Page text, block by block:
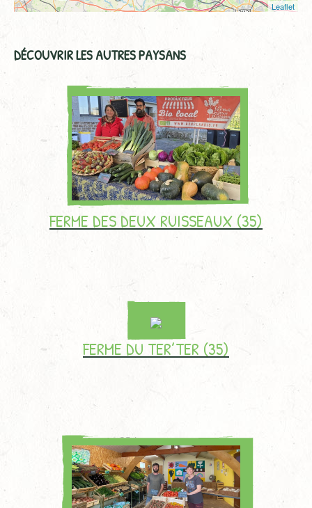
Leaflet
DÉCOUVRIR LES AUTRES PAYSANS
FERME DES DEUX RUISSEAUX (35)
FERME DU TER’TER (35)